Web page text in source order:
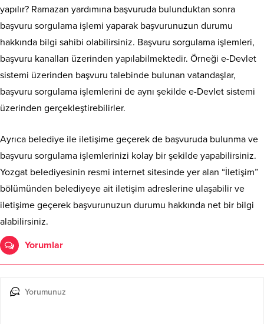
yapılır? Ramazan yardımına başvuruda bulunduktan sonra
başvuru sorgulama işlemi yaparak başvurunuzun durumu
hakkında bilgi sahibi olabilirsiniz. Başvuru sorgulama işlemleri,
başvuru kanalları üzerinden yapılabilmektedir. Örneği e-Devlet
sistemi üzerinden başvuru talebinde bulunan vatandaşlar,
başvuru sorgulama işlemlerini de aynı şekilde e-Devlet sistemi
üzerinden gerçekleştirebilirler.
Ayrıca belediye ile iletişime geçerek de başvuruda bulunma ve
başvuru sorgulama işlemlerinizi kolay bir şekilde yapabilirsiniz.
Yozgat belediyesinin resmi internet sitesinde yer alan “İletişim”
bölümünden belediyeye ait iletişim adreslerine ulaşabilir ve
iletişime geçerek başvurunuzun durumu hakkında net bir bilgi
alabilirsiniz.
Yorumlar